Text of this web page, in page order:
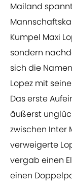
Mailand
Kumpel Maxi
sondern
sich die
Lopez mit
Das erste
äußerst
zwischen Inter
verweigerte
vergab einen
einen